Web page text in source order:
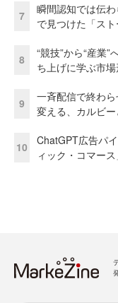
7
瞬間認知では伝
で見つけた「スト
8
“競技”から“産業
ち上げに学ぶ市
9
一斉配信で終わ
変える、カルビ
10
ChatGPT広告パ
ィック・コマー